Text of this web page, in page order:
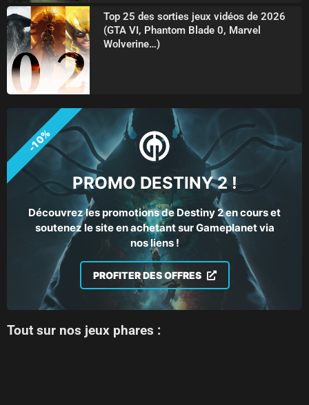
Top 25 des sorties jeux vidéos de 2026
(GTA VI, Phantom Blade 0, Marvel
Wolverine…)
PROMO DESTINY 2 !
Découvrez les promotions de Destiny 2 en cours et
soutenez le site en achetant sur Gameplanet via
nos liens !
PROFITER DES OFFRES
-10%
Tout sur nos jeux phares :